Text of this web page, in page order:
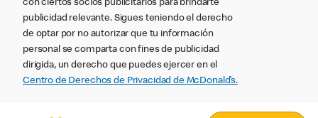
con ciertos socios publicitarios para brindarte
publicidad relevante. Sigues teniendo el derecho
de optar por no autorizar que tu información
personal se comparta con fines de publicidad
dirigida, un derecho que puedes ejercer en el
Centro de Derechos de Privacidad de McDonald’s.